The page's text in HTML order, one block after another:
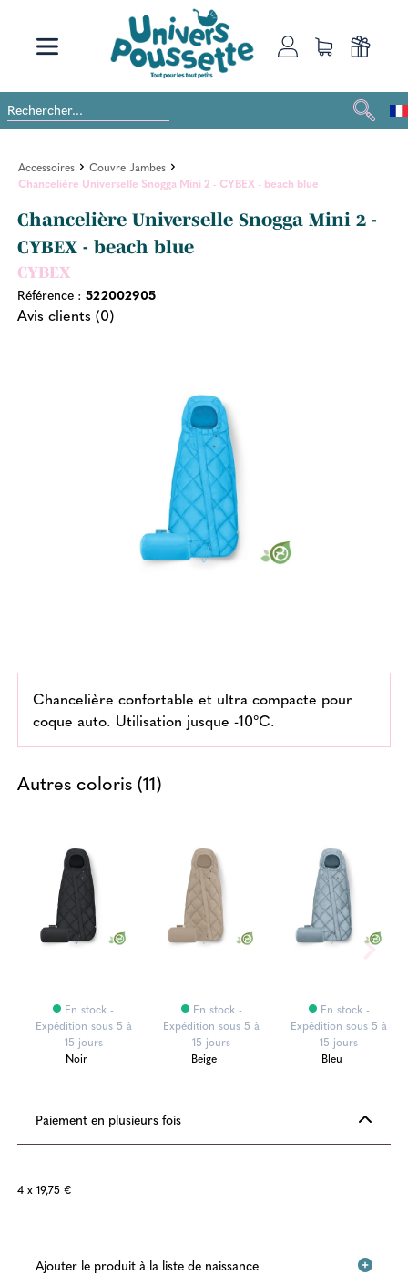
Accessoires
Couvre Jambes
Chancelière Universelle Snogga Mini 2 - CYBEX - beach blue
Chancelière Universelle Snogga Mini 2 -
CYBEX - beach blue
CYBEX
Référence : 522002905
Avis clients (0)
Chancelière confortable et ultra compacte pour
coque auto. Utilisation jusque -10°C.
Autres coloris (11)
En stock -
Expédition sous 5 à
15 jours
Noir
En stock -
Expédition sous 5 à
15 jours
Beige
En stock -
Expédition sous 5 à
15 jours
Bleu
Paiement en plusieurs fois
4 x 19,75 €
Ajouter le produit à la liste de naissance